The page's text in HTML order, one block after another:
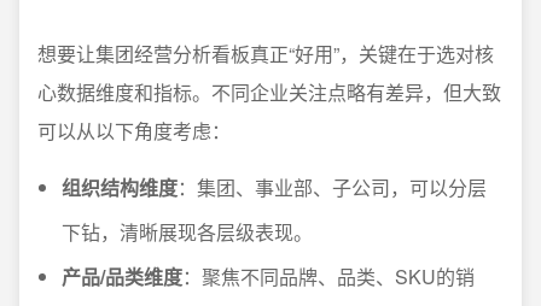
想要让集团经营分析看板真正“好用”，关键在于选对核
心数据维度和指标。不同企业关注点略有差异，但大致
可以从以下角度考虑：
组织结构维度：集团、事业部、子公司，可以分层
下钻，清晰展现各层级表现。
产品/品类维度：聚焦不同品牌、品类、SKU的销